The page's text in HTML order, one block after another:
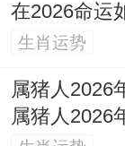
从行运看晚
伴，情深意
石，故眼下
在2026命运
生肖运势
属猪人2026
属猪人2026